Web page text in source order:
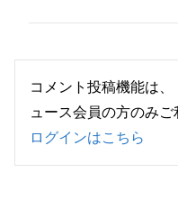
コメント投稿機能は
ュース会員の方のみご
ログインはこちら